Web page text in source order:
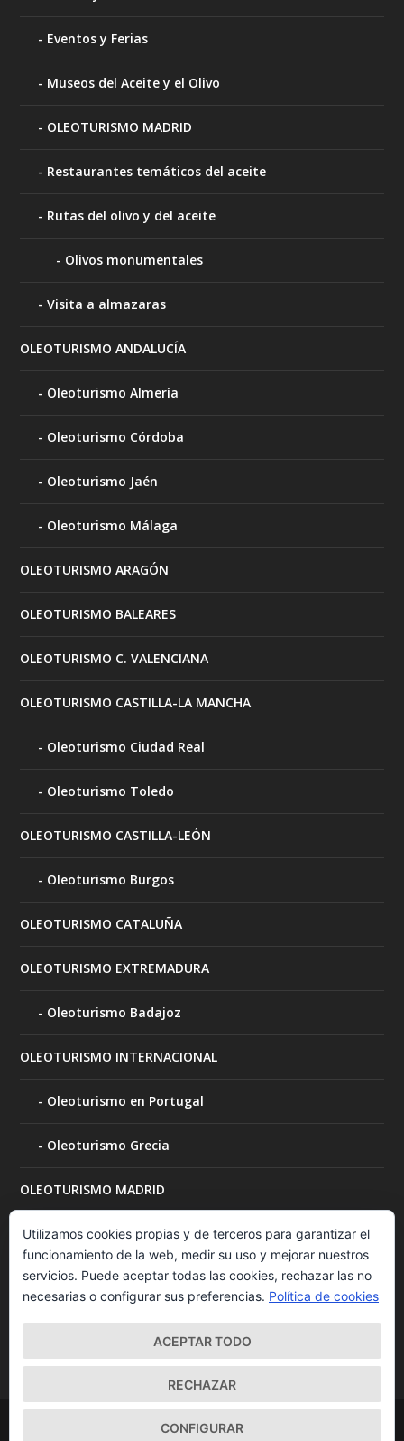
Eventos y Ferias
Museos del Aceite y el Olivo
OLEOTURISMO MADRID
Restaurantes temáticos del aceite
Rutas del olivo y del aceite
Olivos monumentales
Visita a almazaras
OLEOTURISMO ANDALUCÍA
Oleoturismo Almería
Oleoturismo Córdoba
Oleoturismo Jaén
Oleoturismo Málaga
OLEOTURISMO ARAGÓN
OLEOTURISMO BALEARES
OLEOTURISMO C. VALENCIANA
OLEOTURISMO CASTILLA-LA MANCHA
Oleoturismo Ciudad Real
Oleoturismo Toledo
OLEOTURISMO CASTILLA-LEÓN
Oleoturismo Burgos
OLEOTURISMO CATALUÑA
OLEOTURISMO EXTREMADURA
Oleoturismo Badajoz
OLEOTURISMO INTERNACIONAL
Oleoturismo en Portugal
Oleoturismo Grecia
OLEOTURISMO MADRID
OLEOTURISMO MURCIA
OLEOTURISMO NAVARRA
Visita a bodegas
Elegant Themes| Desarrollado por
Utilizamos cookies propias y de terceros para garantizar el
funcionamiento de la web, medir su uso y mejorar nuestros
servicios. Puede aceptar todas las cookies, rechazar las no
necesarias o configurar sus preferencias. Política de cookies
ACEPTAR TODO
RECHAZAR
CONFIGURAR